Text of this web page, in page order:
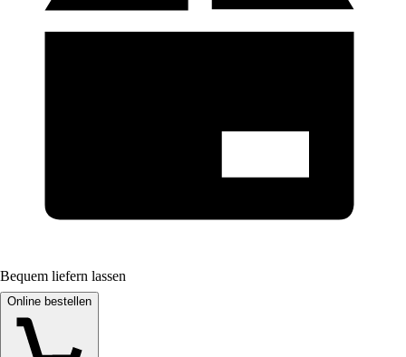
Bequem liefern lassen
Online bestellen